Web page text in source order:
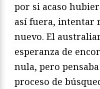
por si acaso
así fuera, intentar
nuevo. El
esperanza de
nula, pero
proceso de